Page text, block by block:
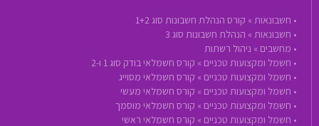
• חשבונאות » קורס הנהלת חשבונות סוג 1+2
• חשבונאות » הנהלת חשבונות סוג 3
• מחשבים » ניהול רשתות
• חשמל ומקצועות טכניים » קורס חשמלאי בודק סוג 1 ו-2
• חשמל ומקצועות טכניים » קורס חשמלאי מסוייג
• חשמל ומקצועות טכניים » קורס חשמלאי מעשי
• חשמל ומקצועות טכניים » קורס חשמלאי מוסמך
• חשמל ומקצועות טכניים » קורס חשמלאי ראשי